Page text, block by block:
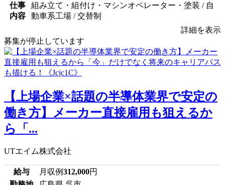
仕事
内容
組み立て・組付け・マシンオペレーター・塗装 / 自
動車系工場 / 交替制
詳細を表示
募集が停止しています
【上場企業×話題の半導体業界で安定の
働き方】メーカー直接雇用も狙えるか
ら「...
UTエイム株式会社
給与 月収例312,000円